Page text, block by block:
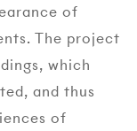
of
The project
which
and thus
of